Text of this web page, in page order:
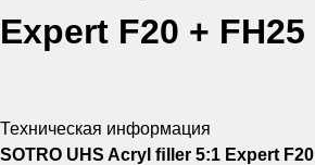
Expert F20 + FH25
Техническая информация
SOTRO UHS Acryl ﬁller 5:1 Expert F20